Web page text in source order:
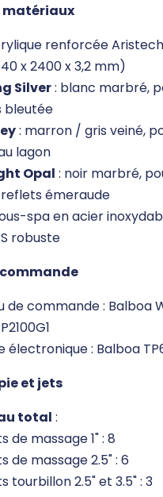
matériaux
renforcée
x 2400 x 3,2 mm)
Silver: blanc marbré,
bleutée
: marron / gris veiné,
lagon
Opal : noir marbré,
reflets émeraude
spa en acier
robuste
de commande : Balboa
électronique : Balboa
et jets
total :
de massage 1" : 8
de massage 2.5" : 6
tourbillon 2.5" et 3.5" : 3